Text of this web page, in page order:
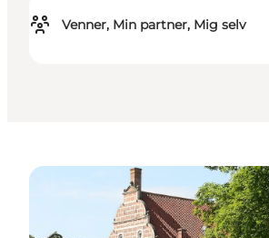
Venner, Min partner, Mig selv